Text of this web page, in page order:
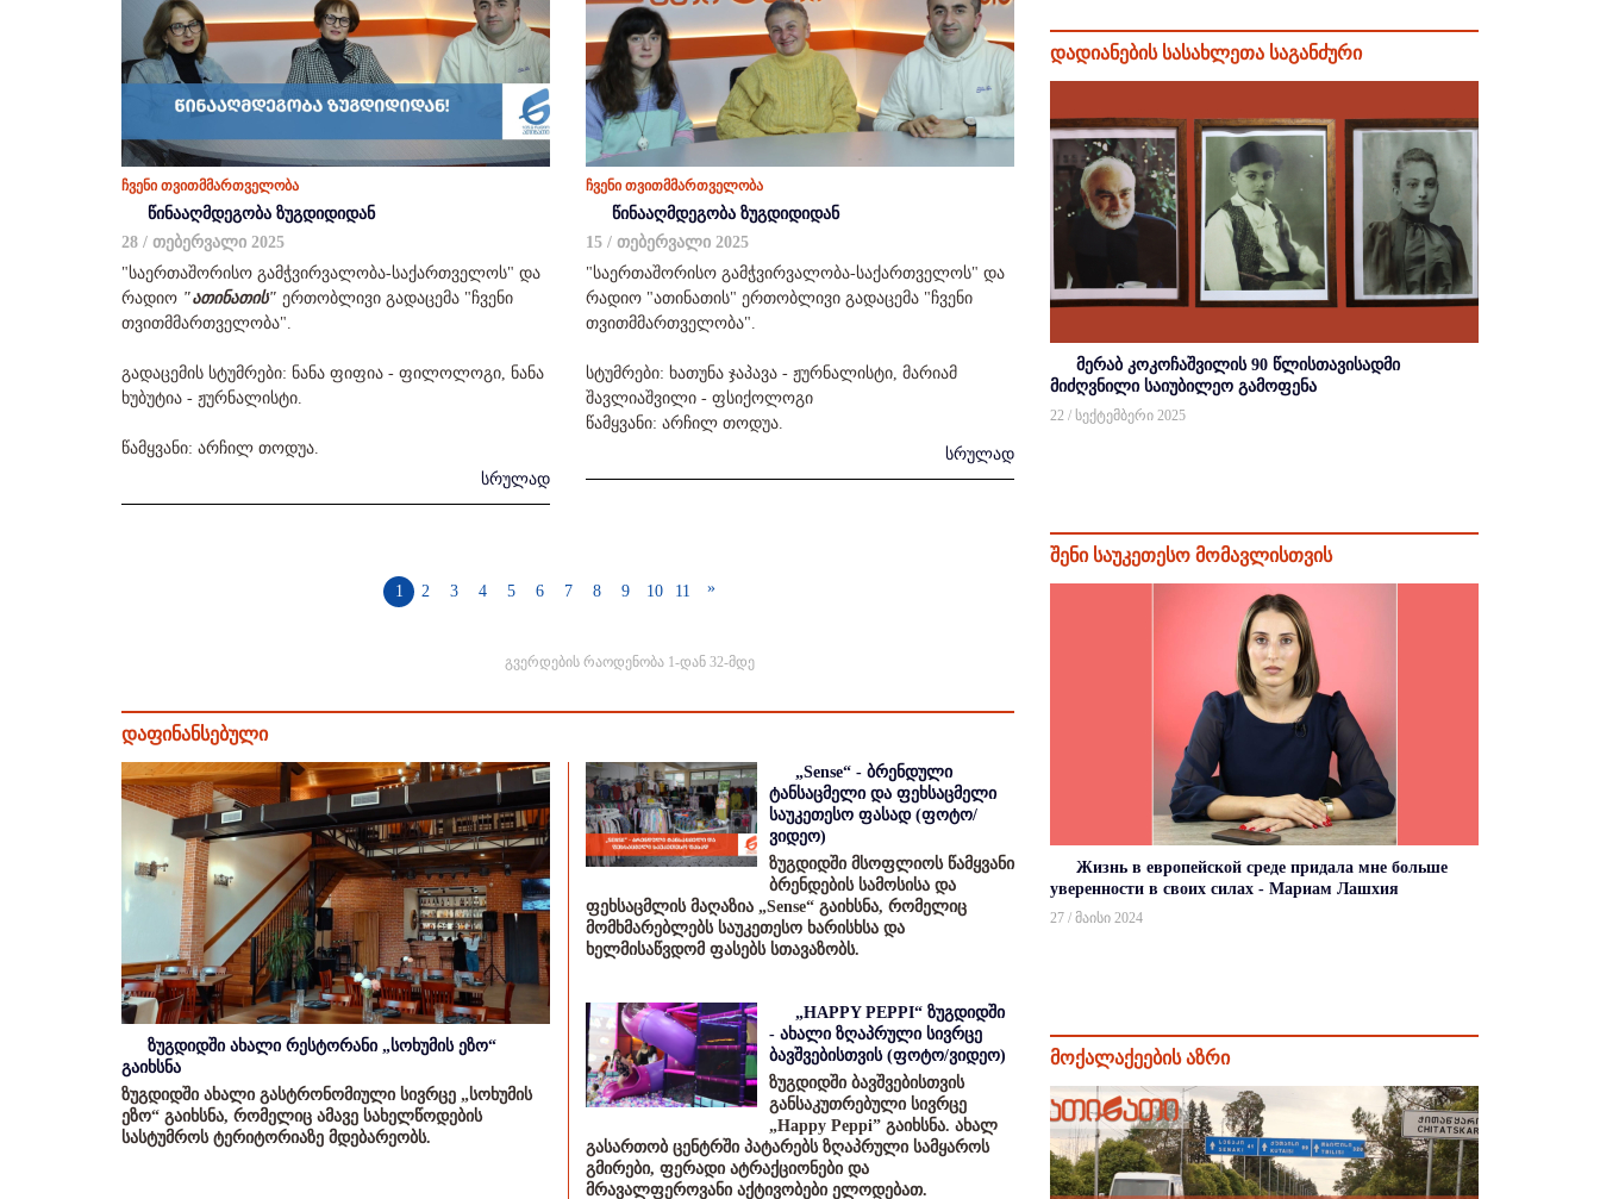
ჩვენი თვითმმართველობა
წინააღმდეგობა ზუგდიდიდან
28 / თებერვალი 2025
"საერთაშორისო გამჭვირვალობა-საქართველოს" და
რადიო "ათინათის" ერთობლივი გადაცემა "ჩვენი
თვითმმართველობა".
გადაცემის სტუმრები: ნანა ფიფია - ფილოლოგი, ნანა
ხუბუტია - ჟურნალისტი.
წამყვანი: არჩილ თოდუა.
სრულად
ჩვენი თვითმმართველობა
წინააღმდეგობა ზუგდიდიდან
15 / თებერვალი 2025
"საერთაშორისო გამჭვირვალობა-საქართველოს" და
რადიო "ათინათის" ერთობლივი გადაცემა "ჩვენი
თვითმმართველობა".
სტუმრები: ხათუნა ჯაპავა - ჟურნალისტი, მარიამ
შავლიაშვილი - ფსიქოლოგი
წამყვანი: არჩილ თოდუა.
სრულად
1 2 3 4 5 6 7 8 9 10 11 »
გვერდების რაოდენობა 1-დან 32-მდე
დაფინანსებული
ზუგდიდში ახალი რესტორანი „სოხუმის ეზო“
გაიხსნა
ზუგდიდში ახალი გასტრონომიული სივრცე „სოხუმის
ეზო“ გაიხსნა, რომელიც ამავე სახელწოდების
სასტუმროს ტერიტორიაზე მდებარეობს.
„Sense“ - ბრენდული
ტანსაცმელი და ფეხსაცმელი
საუკეთესო ფასად (ფოტო/
ვიდეო)
ზუგდიდში მსოფლიოს წამყვანი
ბრენდების სამოსისა და
ფეხსაცმლის მაღაზია „Sense“ გაიხსნა, რომელიც
მომხმარებლებს საუკეთესო ხარისხსა და
ხელმისაწვდომ ფასებს სთავაზობს.
„HAPPY PEPPI“ ზუგდიდში
- ახალი ზღაპრული სივრცე
ბავშვებისთვის (ფოტო/ვიდეო)
ზუგდიდში ბავშვებისთვის
განსაკუთრებული სივრცე
„Happy Peppi” გაიხსნა. ახალ
გასართობ ცენტრში პატარებს ზღაპრული სამყაროს
გმირები, ფერადი ატრაქციონები და
მრავალფეროვანი აქტივობები ელოდებათ.
დადიანების სასახლეთა საგანძური
მერაბ კოკოჩაშვილის 90 წლისთავისადმი
მიძღვნილი საიუბილეო გამოფენა
22 / სექტემბერი 2025
შენი საუკეთესო მომავლისთვის
Жизнь в европейской среде придала мне больше
уверенности в своих силах - Мариам Лашхия
27 / მაისი 2024
მოქალაქეების აზრი